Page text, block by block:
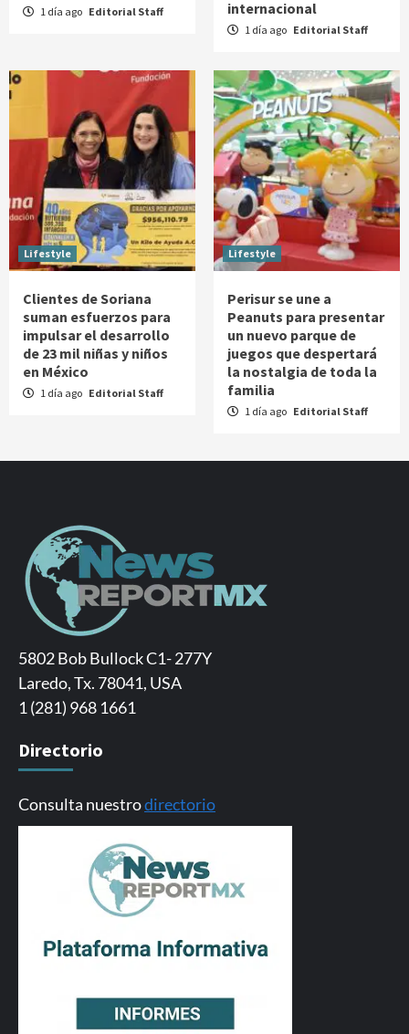
1 día ago Editorial Staff
internacional
1 día ago Editorial Staff
Lifestyle
Clientes de Soriana
suman esfuerzos para
impulsar el desarrollo
de 23 mil niñas y niños
en México
1 día ago Editorial Staff
Lifestyle
Perisur se une a
Peanuts para presentar
un nuevo parque de
juegos que despertará
la nostalgia de toda la
familia
1 día ago Editorial Staff
5802 Bob Bullock C1- 277Y
Laredo, Tx. 78041, USA
1 (281) 968 1661
Directorio
Consulta nuestrodirectorio